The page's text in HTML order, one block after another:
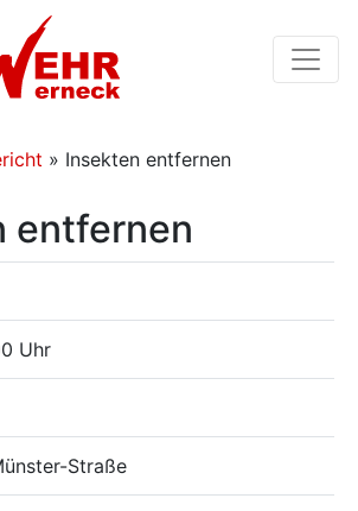
» Insekten entfernen
entfernen
Uhr
Straße